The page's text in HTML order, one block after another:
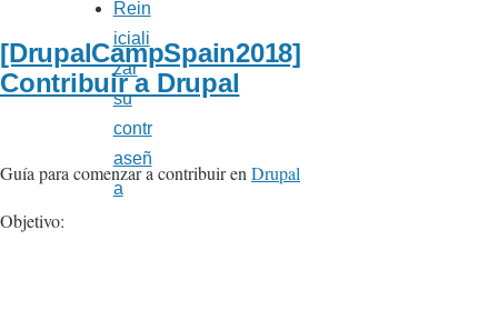
[DrupalCampSpain2018]
Contribuir a Drupal
Guía para comenzar a contribuir enDrupal
Objetivo:
Rein
iciali
zar
su
contr
aseñ
a